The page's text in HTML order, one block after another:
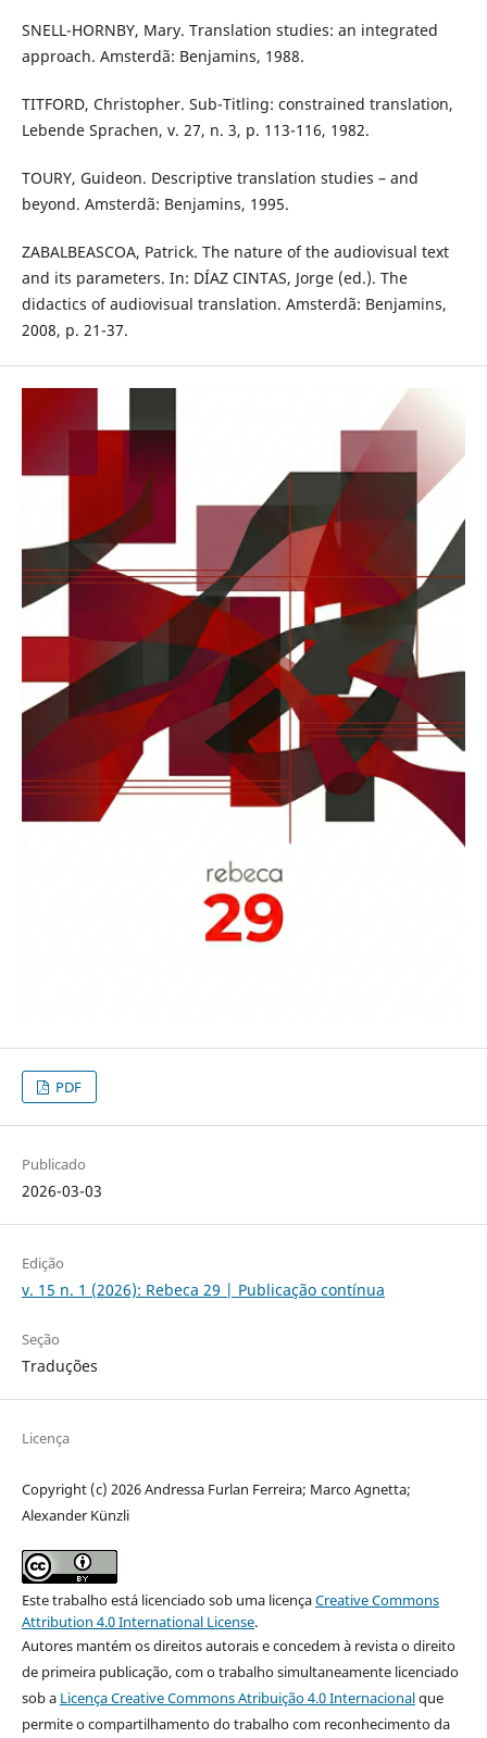
SNELL-HORNBY, Mary. Translation studies: an integrated
approach. Amsterdã: Benjamins, 1988.
TITFORD, Christopher. Sub-Titling: constrained translation,
Lebende Sprachen, v. 27, n. 3, p. 113-116, 1982.
TOURY, Guideon. Descriptive translation studies – and
beyond. Amsterdã: Benjamins, 1995.
ZABALBEASCOA, Patrick. The nature of the audiovisual text
and its parameters. In: DÍAZ CINTAS, Jorge (ed.). The
didactics of audiovisual translation. Amsterdã: Benjamins,
2008, p. 21-37.
PDF
Publicado
2026-03-03
Edição
v. 15 n. 1 (2026): Rebeca 29 | Publicação contínua
Seção
Traduções
Licença
Copyright (c) 2026 Andressa Furlan Ferreira; Marco Agnetta;
Alexander Künzli
Este trabalho está licenciado sob uma licençaCreative Commons
Attribution 4.0 International License.
Autores mantém os direitos autorais e concedem à revista o direito
de primeira publicação, com o trabalho simultaneamente licenciado
sob a Licença Creative Commons Atribuição 4.0 Internacionalque
permite o compartilhamento do trabalho com reconhecimento da